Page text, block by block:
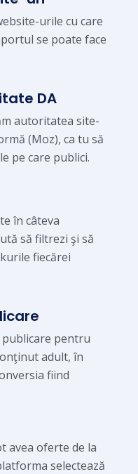
urile cu care
se poate face
DA
autoritatea site-
(Moz), ca tu să
pe care publici.
în câteva
să filtrezi şi să
fiecărei
pentru
adult, în
fiind
avea oferte de la
selectează